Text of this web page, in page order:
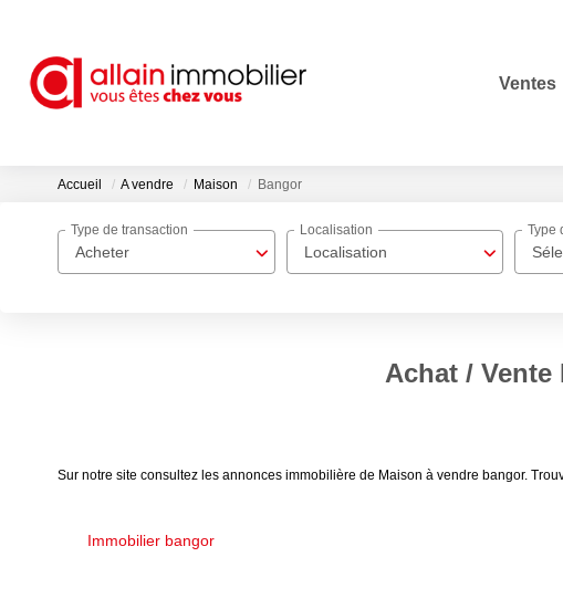
Ventes
Accueil A vendre Maison Bangor
Acheter
Type de transaction
Localisation
Localisation Type
Achat /
Sur notre site consultez les annonces immobilière de Maison à vendre bangor.
Immobilier bangor